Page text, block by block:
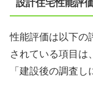
設計住宅性能評
性能評価は以下の
されている項目は
「建設後の調査し